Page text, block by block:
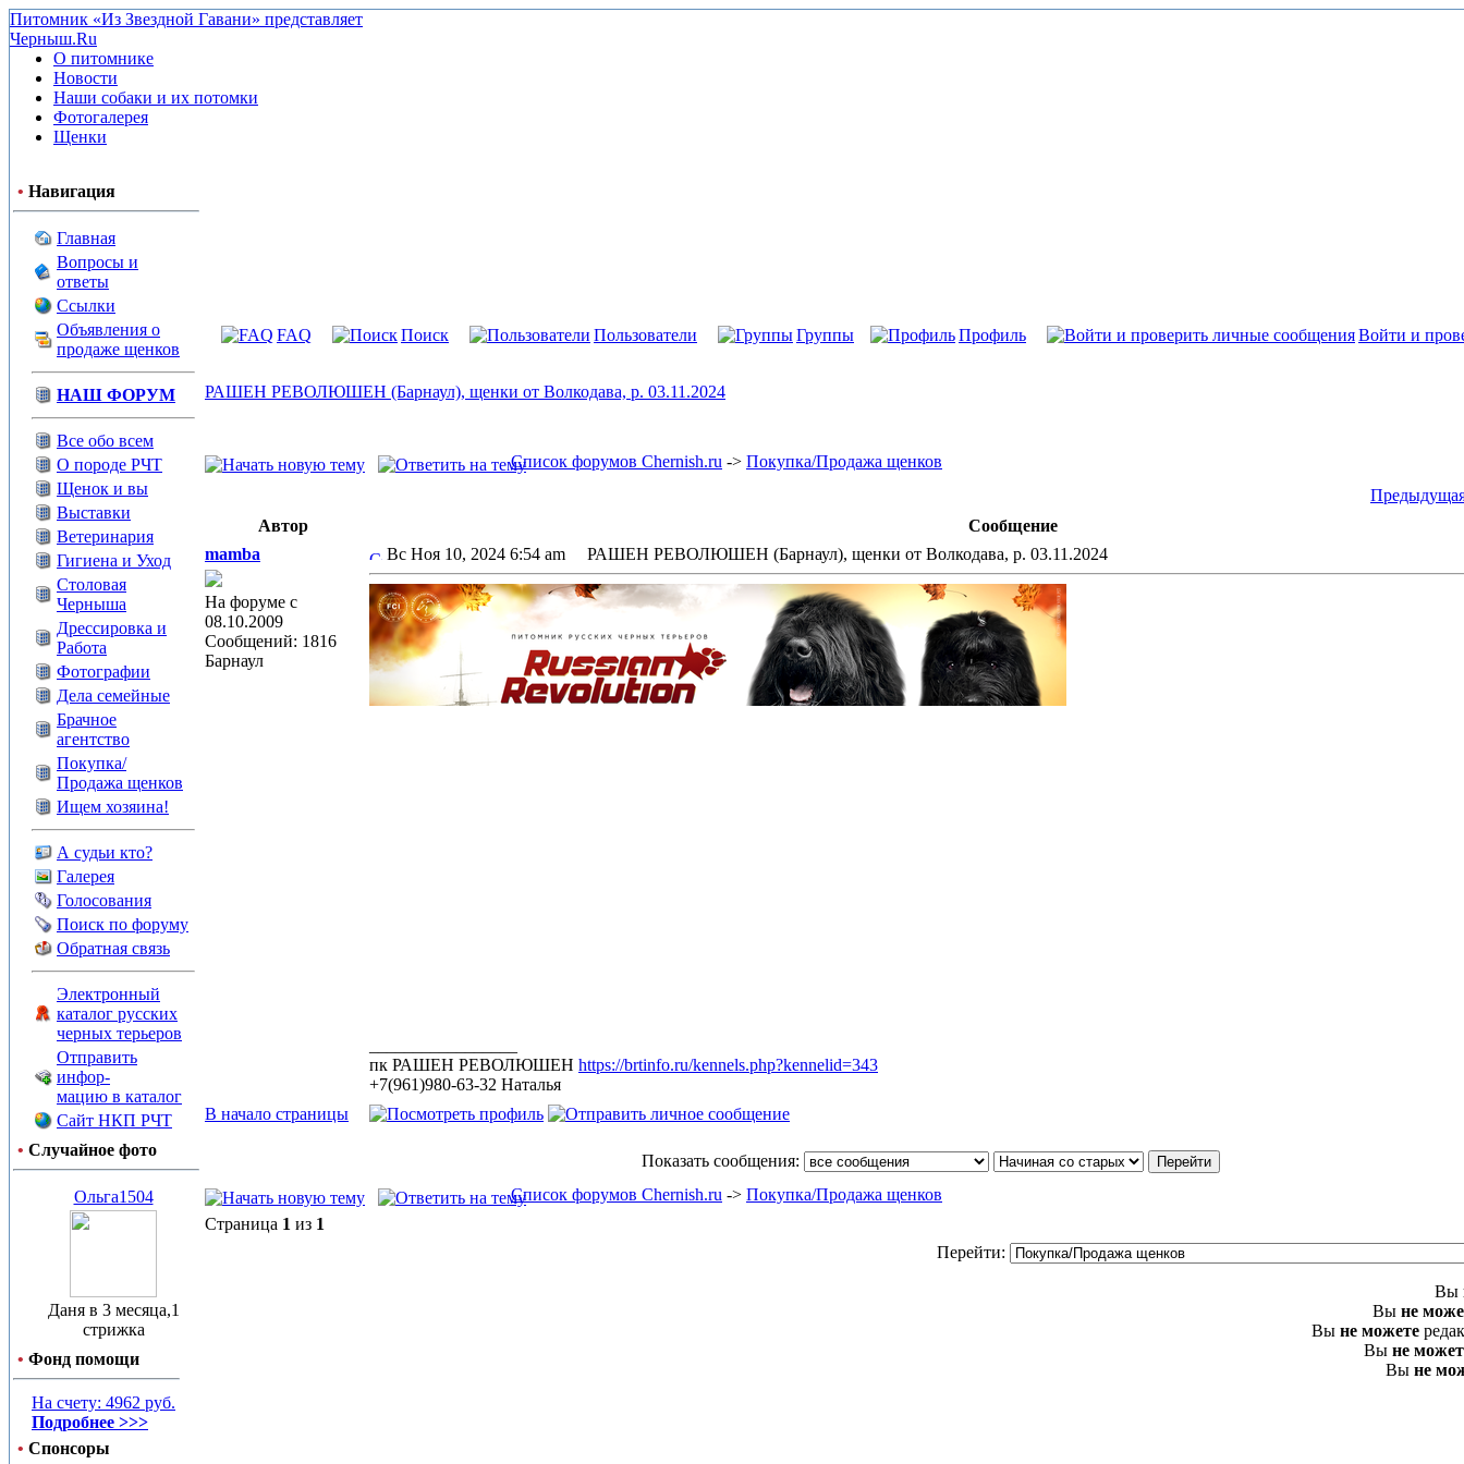
Питомник «Из Звездной Гавани» представляет
Черныш.Ru
О питомнике
Новости
Наши собаки и их потомки
Фотогалерея
Щенки
• Навигация
Главная
Вопросы и
ответы
Ссылки
Объявления о
продаже щенков
НАШ ФОРУМ
Все обо всем
О породе РЧТ
Щенок и вы
Выставки
Ветеринария
Гигиена и Уход
Столовая
Черныша
Дрессировка и
Работа
Фотографии
Дела семейные
Брачное
агентство
Покупка/
Продажа щенков
Ищем хозяина!
А судьи кто?
Галерея
Голосования
Поиск по форуму
Обратная связь
Электронный
каталог русских
черных терьеров
Отправить
инфор-
мацию в каталог
Сайт НКП РЧТ
• Случайное фото
Ольга1504
Даня в 3 месяца,1
стрижка
• Фонд помощи
На счету: 4962 руб.
Подробнее >>>
• Спонсоры
FAQ Поиск Пользователи Группы Профиль Войти и
РАШЕН РЕВОЛЮШЕН (Барнаул), щенки от Волкодава, р. 03.11.2024
Список форумов Chernish.ru -> Покупка/Продажа щенков
Автор
Сообщение
mamba
На форуме с
08.10.2009
Сообщений: 1816
Барнаул
Вс Ноя 10, 2024 6:54 am РАШЕН РЕВОЛЮШЕН (Барнаул), щенки от Волкодава, р. 03.11.2024
пк РАШЕН РЕВОЛЮШЕН https://brtinfo.ru/kennels.php?kennelid=343
+7(961)980-63-32 Наталья
В начало страницы
Показать сообщения:
Список форумов Chernish.ru -> Покупка/Продажа щенков
Страница 1 из 1
Перейти:
Вы
Вы не
Вы не можете
Вы не
Вы не